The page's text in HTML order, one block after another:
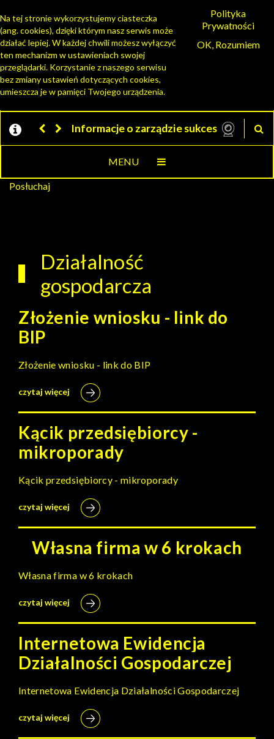
PORTAL PRZEDSIĘBIORCY
Informacje o zarządzie sukcesyjnym
MENU
Posłuchaj
Działalność
gospodarcza
Złożenie wniosku - link do
BIP
Złożenie wniosku - link do BIP
czytaj więcej
Kącik przedsiębiorcy -
mikroporady
Kącik przedsiębiorcy - mikroporady
czytaj więcej
Własna firma w 6 krokach
Własna firma w 6 krokach
czytaj więcej
Internetowa Ewidencja
Działalności Gospodarczej
Internetowa Ewidencja Działalności Gospodarczej
czytaj więcej
Polityka
Prywatności
OK, Rozumiem
Na tej stronie wykorzystujemy ciasteczka
(ang. cookies), dzięki którym nasz serwis może
działać lepiej. W każdej chwili możesz wyłączyć
ten mechanizm w ustawieniach swojej
przeglądarki. Korzystanie z naszego serwisu
bez zmiany ustawień dotyczących cookies,
umieszcza je w pamięci Twojego urządzenia.